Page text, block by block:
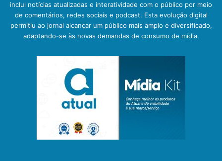
inclui notícias atualizadas e interatividade com o público por meio
de comentários, redes sociais e podcast. Esta evolução digital
permitiu ao jornal alcançar um público mais amplo e diversificado,
adaptando-se às novas demandas de consumo de mídia.